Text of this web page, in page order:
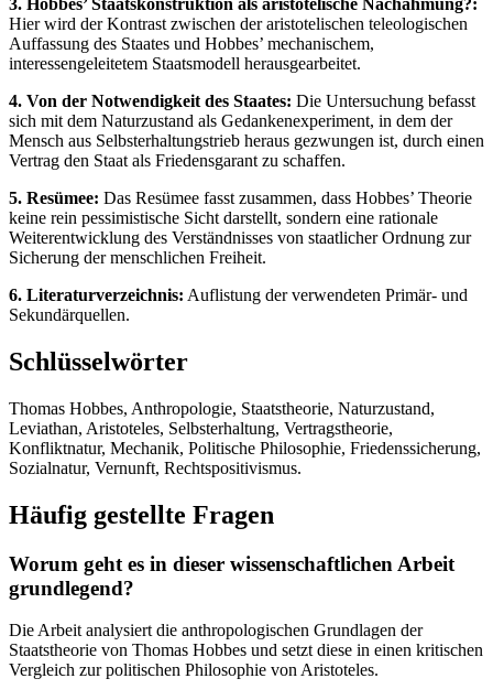
3. Hobbes’ Staatskonstruktion als aristotelische Nachahmung?:
Hier wird der Kontrast zwischen der aristotelischen teleologischen
Auffassung des Staates und Hobbes’ mechanischem,
interessengeleitetem Staatsmodell herausgearbeitet.
4. Von der Notwendigkeit des Staates: Die Untersuchung befasst
sich mit dem Naturzustand als Gedankenexperiment, in dem der
Mensch aus Selbsterhaltungstrieb heraus gezwungen ist, durch einen
Vertrag den Staat als Friedensgarant zu schaffen.
5. Resümee: Das Resümee fasst zusammen, dass Hobbes’ Theorie
keine rein pessimistische Sicht darstellt, sondern eine rationale
Weiterentwicklung des Verständnisses von staatlicher Ordnung zur
Sicherung der menschlichen Freiheit.
6. Literaturverzeichnis: Auflistung der verwendeten Primär- und
Sekundärquellen.
Schlüsselwörter
Thomas Hobbes, Anthropologie, Staatstheorie, Naturzustand,
Leviathan, Aristoteles, Selbsterhaltung, Vertragstheorie,
Konfliktnatur, Mechanik, Politische Philosophie, Friedenssicherung,
Sozialnatur, Vernunft, Rechtspositivismus.
Häufig gestellte Fragen
Worum geht es in dieser wissenschaftlichen Arbeit
grundlegend?
Die Arbeit analysiert die anthropologischen Grundlagen der
Staatstheorie von Thomas Hobbes und setzt diese in einen kritischen
Vergleich zur politischen Philosophie von Aristoteles.